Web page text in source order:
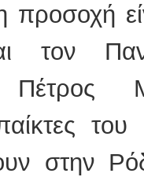
προσοχή
τον
του
στην